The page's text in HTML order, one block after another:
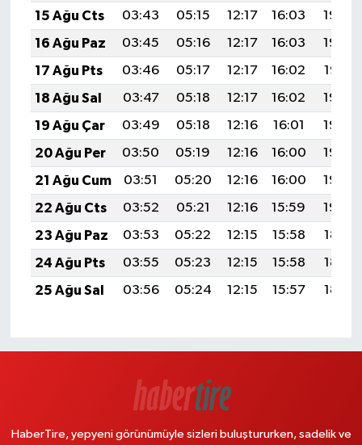
15 Ağu Cts
03:43 05:15 12:17 16:03
19:09
16 Ağu Paz
03:45 05:16 12:17 16:03
19:08
17 Ağu Pts
03:46 05:17 12:17 16:02
19:07
18 Ağu Sal
03:47 05:18 12:17 16:02
19:06
19 Ağu Çar
03:49 05:18 12:16 16:01
19:04
20 Ağu Per
03:50 05:19 12:16 16:00
19:03
21 Ağu Cum
03:51 05:20 12:16 16:00
19:02
22 Ağu Cts
03:52 05:21 12:16 15:59
19:00
23 Ağu Paz
03:53 05:22 12:15 15:58
18:59
24 Ağu Pts
03:55 05:23 12:15 15:58
18:57
25 Ağu Sal
03:56 05:24 12:15 15:57 18:56
HaberTire, yepyeni görünümüyle sizleri buluştururken, sadelik ve